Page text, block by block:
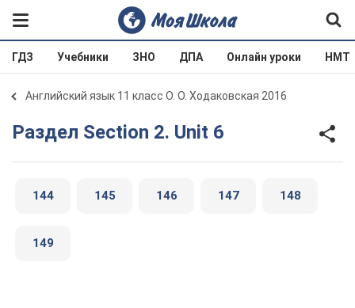
ГДЗ Учебники ЗНО ДПА Онлайн уроки НМТ
Английский язык 11 класс О. О. Ходаковская 2016
Раздел Section 2. Unit 6
144 145 146 147 148
149